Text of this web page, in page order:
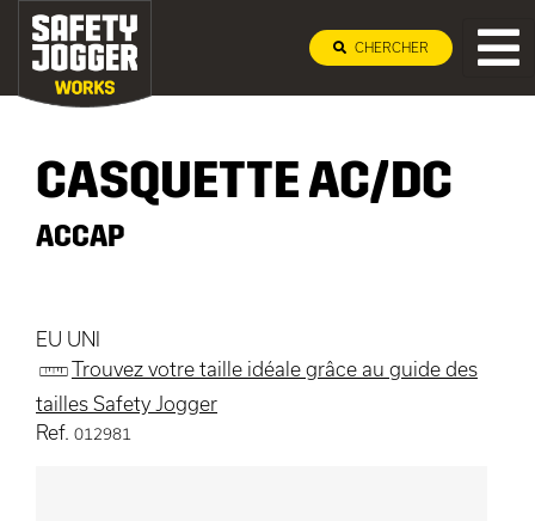
CHERCHER
CASQUETTE AC/DC
ACCAP
EU UNI
Trouvez votre taille idéale grâce au guide des
tailles Safety Jogger
Ref. 012981